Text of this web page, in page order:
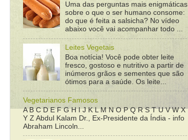
Uma das perguntas mais enigmáticas
sobre o que o ser humano consome:
do que é feita a salsicha? No vídeo
abaixo você vai acompanhar todo ...
Leites Vegetais
Boa notícia! Você pode obter leite
fresco, gostoso e nutritivo a partir de
inúmeros grãos e sementes que são
ótimos para a saúde. Os leite...
Vegetarianos Famosos
A B C D E F G H I J K L M N O P Q R S T U V W X
Y Z Abdul Kalam Dr., Ex-Presidente da Índia - info
Abraham Lincoln...